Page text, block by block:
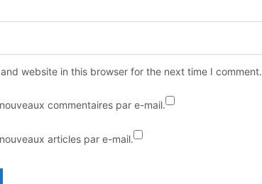
website in this browser for the next time I comment.
commentaires par e-mail.
articles par e-mail.